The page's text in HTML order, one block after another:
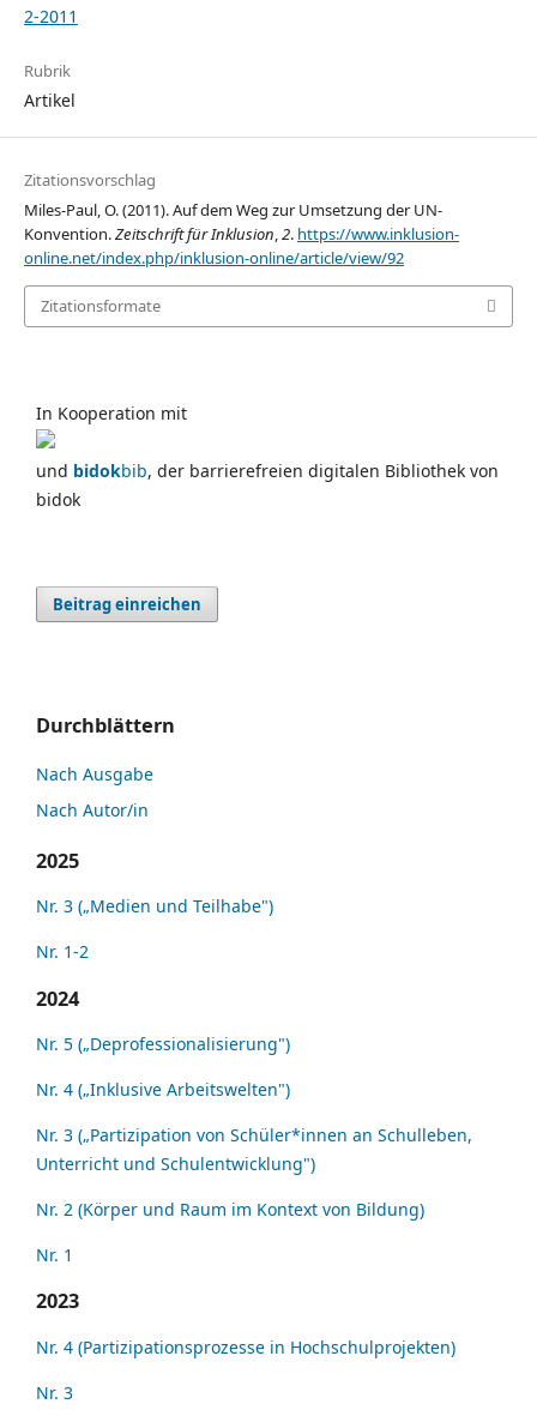
2-2011
Rubrik
Artikel
Zitationsvorschlag
Miles-Paul, O. (2011). Auf dem Weg zur Umsetzung der UN-
Konvention.Zeitschrift für Inklusion,2. https://www.inklusion-
online.net/index.php/inklusion-online/article/view/92
Zitationsformate
In Kooperation mit
und bidokbib, der barrierefreien digitalen Bibliothek von
bidok
Beitrag einreichen
Durchblättern
Nach Ausgabe
Nach Autor/in
2025
Nr. 3 („Medien und Teilhabe")
Nr. 1-2
2024
Nr. 5 („Deprofessionalisierung")
Nr. 4 („Inklusive Arbeitswelten")
Nr. 3 („Partizipation von Schüler*innen an Schulleben,
Unterricht und Schulentwicklung")
Nr. 2 (Körper und Raum im Kontext von Bildung)
Nr. 1
2023
Nr. 4 (Partizipationsprozesse in Hochschulprojekten)
Nr. 3